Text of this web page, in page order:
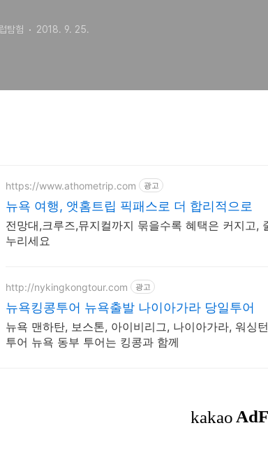
탐험 2018. 9. 25.
https://www.athometrip.com 광고
뉴욕 여행, 앳홈트립 픽패스로 더 합리적으로
전망대,크루즈,뮤지컬까지 묶을수록 혜택은 커지고,
누리세요
http://nykingkongtour.com 광고
뉴욕킹콩투어 뉴욕출발 나이아가라 당일투어
뉴욕 맨하탄, 보스톤, 아이비리그, 나이아가라, 워싱
투어 뉴욕 동부 투어는 킹콩과 함께